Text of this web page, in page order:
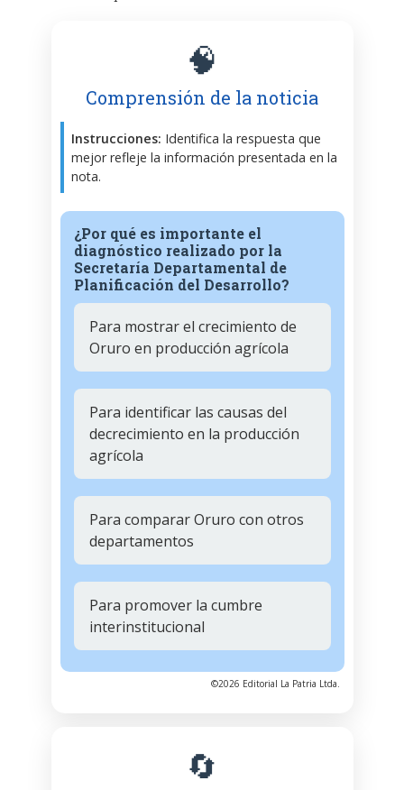
🧠
Comprensión de la noticia
Instrucciones: Identifica la respuesta que
mejor refleje la información presentada en la
nota.
¿Por qué es importante el
diagnóstico realizado por la
Secretaría Departamental de
Planificación del Desarrollo?
Para mostrar el crecimiento de
Oruro en producción agrícola
Para identificar las causas del
decrecimiento en la producción
agrícola
Para comparar Oruro con otros
departamentos
Para promover la cumbre
interinstitucional
©2026 Editorial La Patria Ltda.
🔄